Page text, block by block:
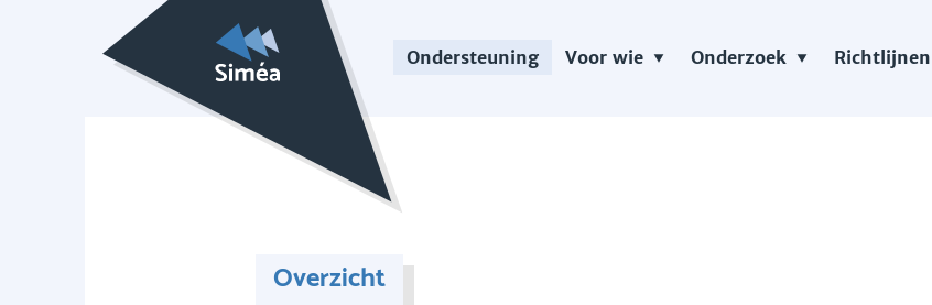
Ondersteuning Voor wie Onderzoek Richtlijnen
Overzicht